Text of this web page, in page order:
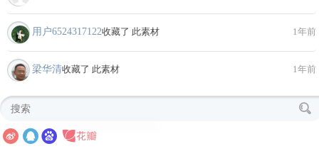
用户6524317122收藏了 此素材 1年前
梁华清收藏了 此素材 1年前